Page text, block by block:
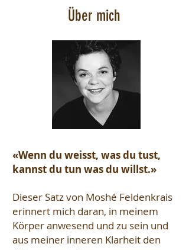
Über mich
«Wenn du weisst, was du tust,
kannst du tun was du willst.»
Dieser Satz von Moshé Feldenkrais
erinnert mich daran, in meinem
Körper anwesend und zu sein und
aus meiner inneren Klarheit den